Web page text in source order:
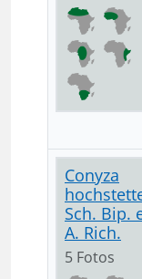
Conyza
Sch. Bip.
A. Rich.
5 Fotos